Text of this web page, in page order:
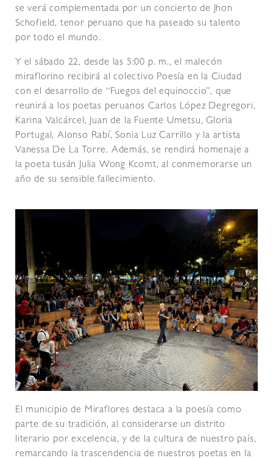
se verá complementada por un concierto de Jhon
Schofield, tenor peruano que ha paseado su talento
por todo el mundo.
Y el sábado 22, desde las 5:00 p. m., el malecón
miraflorino recibirá al colectivo Poesía en la Ciudad
con el desarrollo de “Fuegos del equinoccio”, que
reunirá a los poetas peruanos Carlos López Degregori,
Karina Valcárcel, Juan de la Fuente Umetsu, Gloria
Portugal, Alonso Rabí, Sonia Luz Carrillo y la artista
Vanessa De La Torre. Además, se rendirá homenaje a
la poeta tusán Julia Wong Kcomt, al conmemorarse un
año de su sensible fallecimiento.
El municipio de Miraflores destaca a la poesía como
parte de su tradición, al considerarse un distrito
literario por excelencia, y de la cultura de nuestro país,
remarcando la trascendencia de nuestros poetas en la